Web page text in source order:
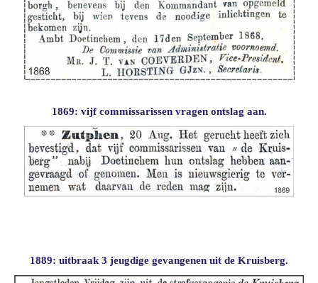
1869: vijf commissarissen vragen ontslag aan.
1889: uitbraak 3 jeugdige gevangenen uit de Kruisberg.